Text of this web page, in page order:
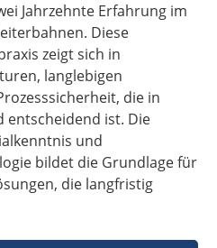
Jahrzehnte Erfahrung im
Diese
zeigt sich in
langlebigen
die in
entscheidend ist. Die
und
bildet die Grundlage für
die langfristig